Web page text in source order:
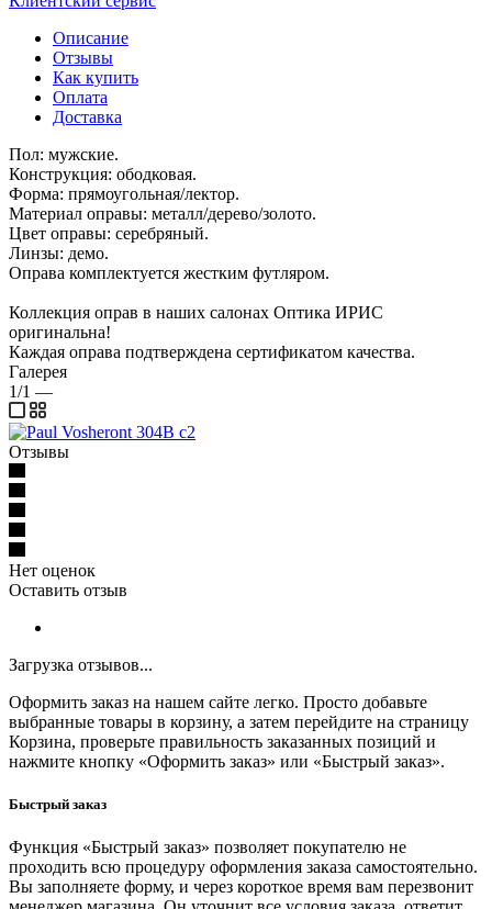
Описание
Отзывы
Как купить
Оплата
Доставка
Пол: мужские.
Конструкция: ободковая.
Форма: прямоугольная/лектор.
Материал оправы: металл/дерево/золото.
Цвет оправы: серебряный.
Линзы: демо.
Оправа комплектуется жестким футляром.
Коллекция оправ в наших салонах Оптика ИРИС
оригинальна!
Каждая оправа подтверждена сертификатом качества.
Галерея
1/1 —
Отзывы
Нет оценок
Оставить отзыв
Загрузка отзывов...
Оформить заказ на нашем сайте легко. Просто добавьте
выбранные товары в корзину, а затем перейдите на страницу
Корзина, проверьте правильность заказанных позиций и
нажмите кнопку «Оформить заказ» или «Быстрый заказ».
Быстрый заказ
Функция «Быстрый заказ» позволяет покупателю не
проходить всю процедуру оформления заказа самостоятельно.
Вы заполняете форму, и через короткое время вам перезвонит